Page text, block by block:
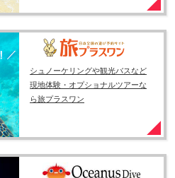
シュノーケリングや観光バスなど
現地体験・オプショナルツアーな
ら旅プラスワン